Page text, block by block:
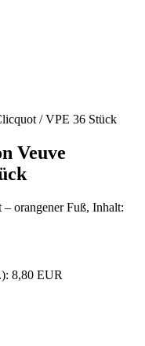
Veuve
orangener Fuß, Inhalt:
8,80 EUR